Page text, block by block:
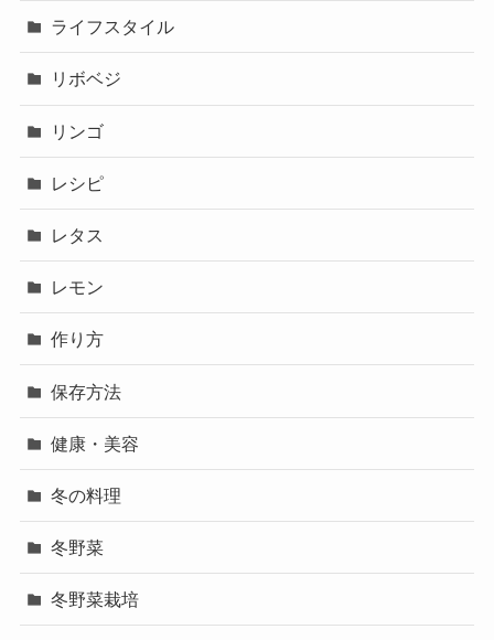
ライフスタイル
リボベジ
リンゴ
レシピ
レタス
レモン
作り方
保存方法
健康・美容
冬の料理
冬野菜
冬野菜栽培